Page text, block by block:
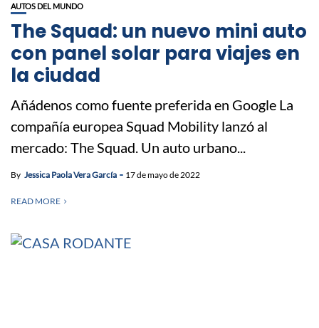
AUTOS DEL MUNDO
The Squad: un nuevo mini auto
con panel solar para viajes en
la ciudad
Añádenos como fuente preferida en Google La
compañía europea Squad Mobility lanzó al
mercado: The Squad. Un auto urbano...
By Jessica Paola Vera García 17 de mayo de 2022
READ MORE